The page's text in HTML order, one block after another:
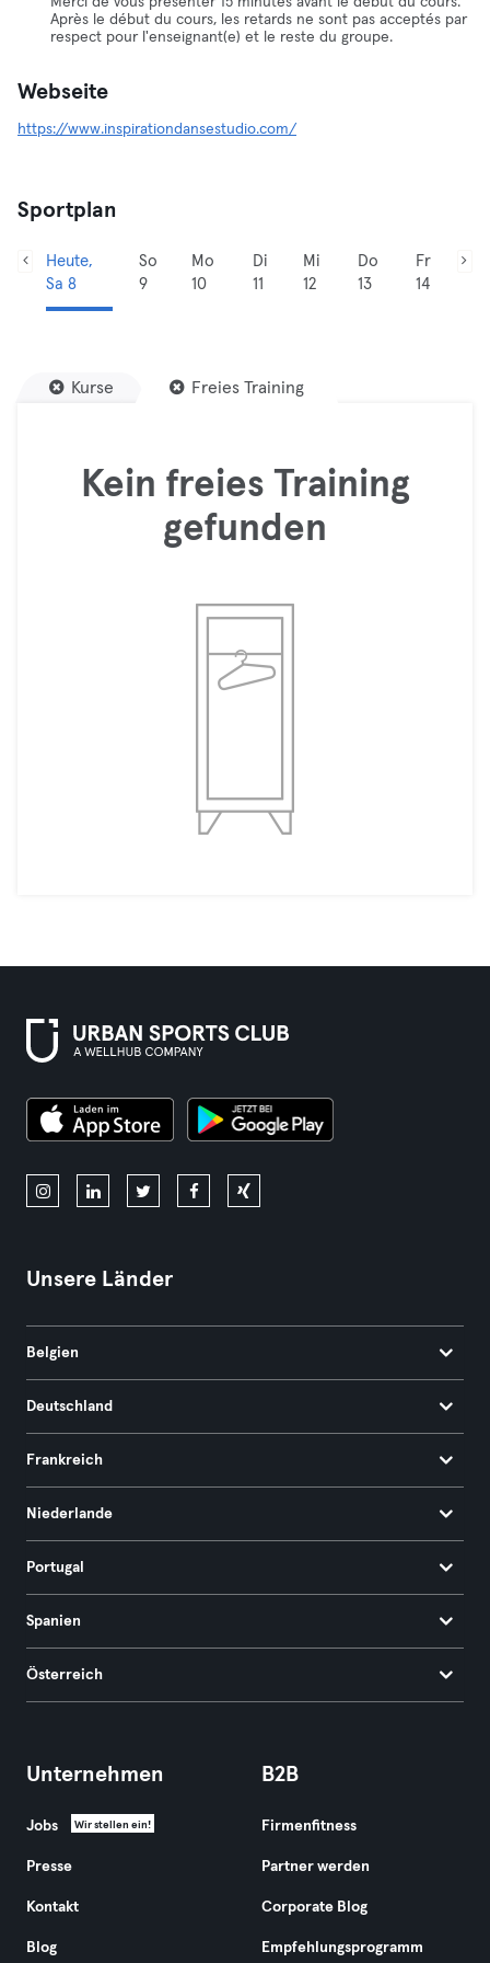
Après le début du cours, les retards ne sont pas acceptés par
respect pour l'enseignant(e) et le reste du groupe.
Webseite
https://www.inspirationdansestudio.com/
Sportplan
Heute,
Sa 8
So
9
Mo
10
Di
11
Mi
12
Do
13
Fr
14
Kurse Freies Training
Kein freies Training
gefunden
Unsere Länder
Belgien
Deutschland
Frankreich
Niederlande
Portugal
Spanien
Österreich
Unternehmen
Jobs Wir stellen ein!
Presse
Kontakt
Blog
B2B
Firmenfitness
Partner werden
Corporate Blog
Empfehlungsprogramm